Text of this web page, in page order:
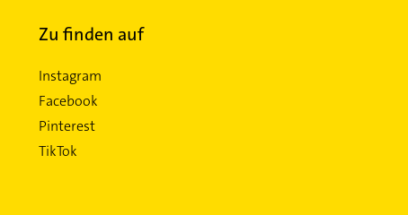
Zu finden auf
Instagram
Facebook
Pinterest
TikTok